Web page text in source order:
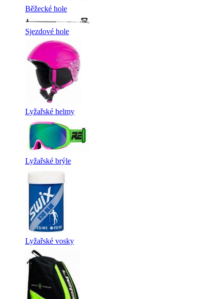
Běžecké hole
Sjezdové hole
Lyžařské helmy
Lyžařské brýle
Lyžařské vosky